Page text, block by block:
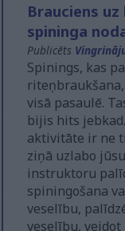
Brauciens
spininga
Publicēts
Spinings, kas
visā pasaulē.
bijis hits
aktivitāte ir ne
ziņā uzlabo
instruktoru
spiningošana
veselību,
veselību,